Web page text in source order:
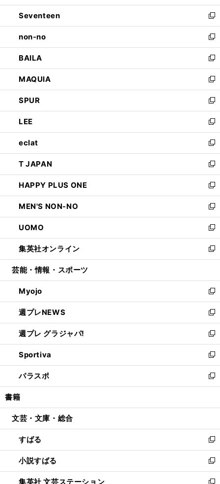
開
く
ウ
で
開
く
ン
ド
ウ
で
開
く
Seventeen
新
し
い
ウ
ィ
ン
ド
ウ
で
開
く
non-no
新
し
い
ウ
ィ
ン
ド
ウ
で
開
く
BAILA
新
し
い
ウ
ィ
ン
ド
ウ
で
開
く
MAQUIA
新
し
い
ウ
ィ
ン
ド
ウ
で
開
く
SPUR
新
し
い
ウ
ィ
ン
ド
ウ
で
開
く
LEE
新
し
い
ウ
ィ
ン
ド
ウ
で
開
く
eclat
新
し
い
ウ
ィ
ン
ド
ウ
で
開
く
T JAPAN
新
し
い
ウ
ィ
ン
ド
ウ
で
開
HAPPY PLUS ONE
新
し
い
ウ
ィ
ン
ド
ウ
開
く
MEN'S NON-NO
新
し
い
ウ
ィ
ン
ウ
で
開
く
UOMO
新
し
い
ウ
ン
ド
ウ
で
開
く
集英社オンライン
新
し
ウ
ィ
ン
ド
ウ
で
開
く
芸能・情報・スポーツ
Myojo
新
し
い
ウ
ィ
ン
ド
ウ
で
開
週プレNEWS
新
し
い
ウ
ィ
ン
ド
ウ
開
週プレ グラジャパ!
新
し
い
ウ
ィ
ン
ウ
開
く
Sportiva
新
し
い
ウ
ン
ウ
で
開
く
パラスポ
新
し
ウ
ン
ド
ウ
で
開
く
書籍
文芸・文庫・総合
すばる
新
し
い
ウ
小説すばる
新
し
集英社 文芸ステーション